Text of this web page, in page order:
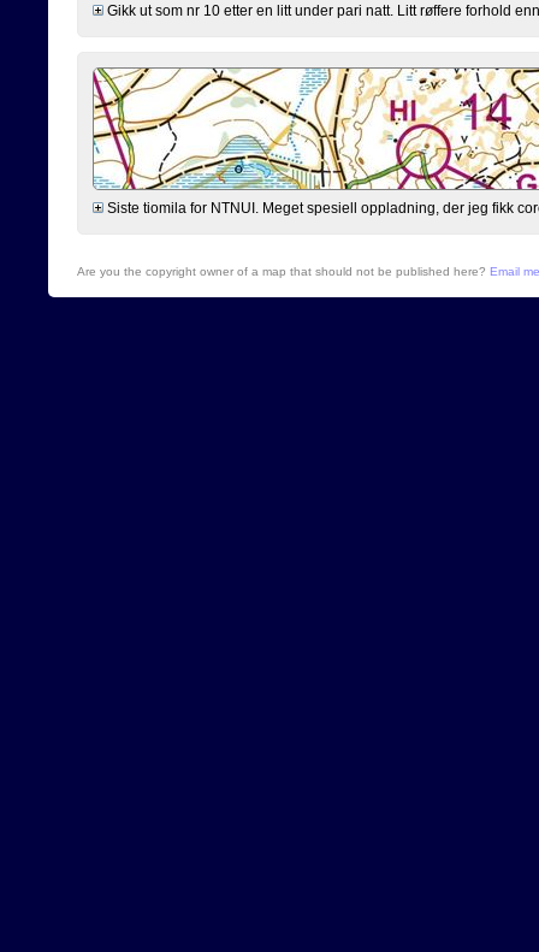
Gikk ut som nr 10 etter en litt under pari natt. Litt røffere forhold
Siste tiomila for NTNUI. Meget spesiell oppladning, der jeg fikk
Are you the copyright owner of a map that should not be published here? Email me